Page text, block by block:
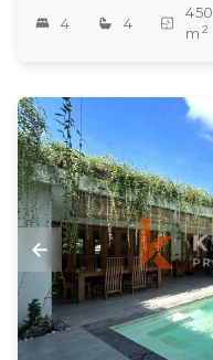
4 4
450
m 2